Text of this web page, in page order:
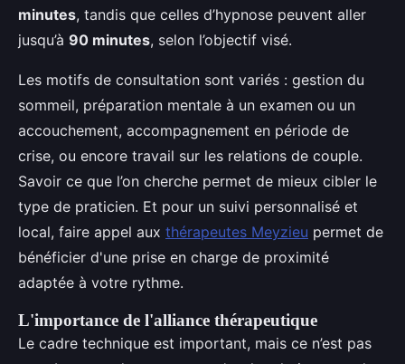
minutes, tandis que celles d’hypnose peuvent aller
jusqu’à 90 minutes, selon l’objectif visé.
Les motifs de consultation sont variés : gestion du
sommeil, préparation mentale à un examen ou un
accouchement, accompagnement en période de
crise, ou encore travail sur les relations de couple.
Savoir ce que l’on cherche permet de mieux cibler le
type de praticien. Et pour un suivi personnalisé et
local, faire appel aux thérapeutes Meyzieu permet de
bénéficier d'une prise en charge de proximité
adaptée à votre rythme.
L'importance de l'alliance thérapeutique
Le cadre technique est important, mais ce n’est pas